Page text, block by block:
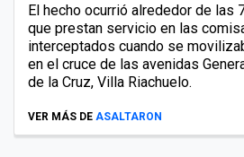
El hecho ocurrió alrededor de las
que prestan servicio en las
interceptados cuando se
en el cruce de las avenidas
de la Cruz, Villa Riachuelo.
VER MÁS DE ASALTARON